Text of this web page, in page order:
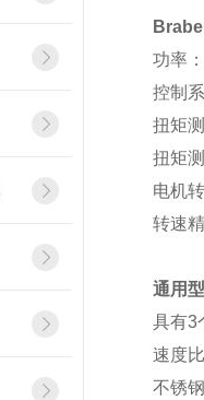
功率
控制
扭矩
扭矩
电机
转速
通用
具有3
速度
不锈